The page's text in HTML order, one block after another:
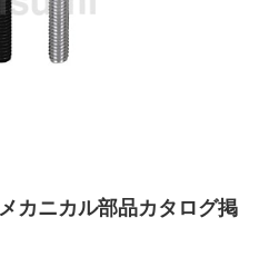
カニカル部品カタログ掲